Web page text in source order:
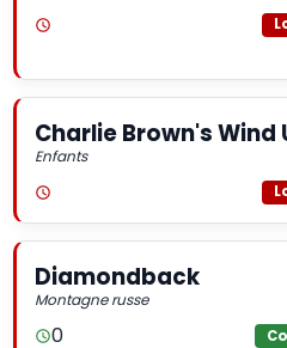
Charlie Brown's Wind
Enfants
Diamondback
Montagne russe
0